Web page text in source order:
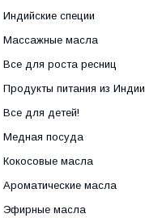
Индийские специи
Массажные масла
Все для роста ресниц
Продукты питания из Индии
Все для детей!
Медная посуда
Кокосовые масла
Ароматические масла
Эфирные масла